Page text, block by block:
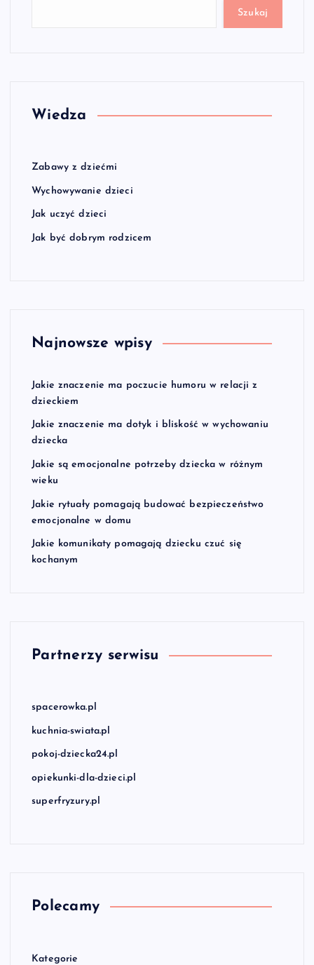
Szukaj
Wiedza
Zabawy z dziećmi
Wychowywanie dzieci
Jak uczyć dzieci
Jak być dobrym rodzicem
Najnowsze wpisy
Jakie znaczenie ma poczucie humoru w relacji z
dzieckiem
Jakie znaczenie ma dotyk i bliskość w wychowaniu
dziecka
Jakie są emocjonalne potrzeby dziecka w różnym
wieku
Jakie rytuały pomagają budować bezpieczeństwo
emocjonalne w domu
Jakie komunikaty pomagają dziecku czuć się
kochanym
Partnerzy serwisu
spacerowka.pl
kuchnia-swiata.pl
pokoj-dziecka24.pl
opiekunki-dla-dzieci.pl
superfryzury.pl
Polecamy
Kategorie